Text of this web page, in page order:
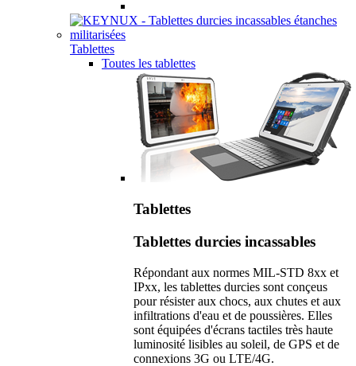
Tablettes
Toutes les tablettes
Tablettes
Tablettes durcies incassables
Répondant aux normes MIL-STD 8xx et
IPxx, les tablettes durcies sont conçeus
pour résister aux chocs, aux chutes et aux
infiltrations d'eau et de poussières. Elles
sont équipées d'écrans tactiles très haute
luminosité lisibles au soleil, de GPS et de
connexions 3G ou LTE/4G.